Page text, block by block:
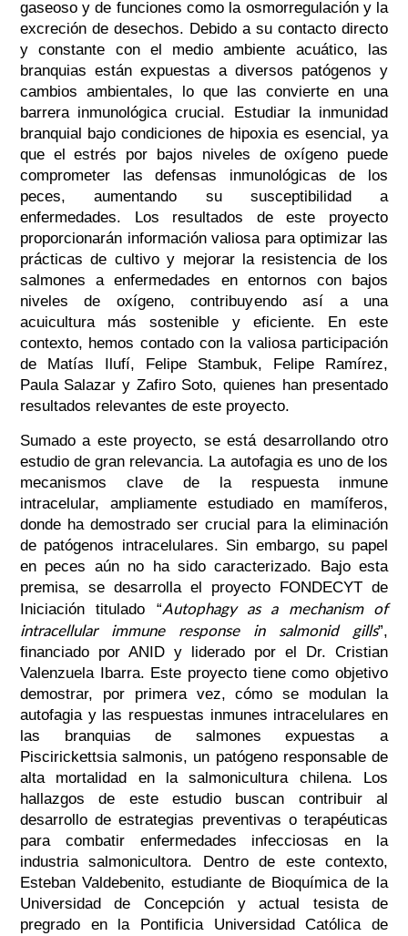
gaseoso y de funciones como la osmorregulación y la
excreción de desechos. Debido a su contacto directo
y constante con el medio ambiente acuático, las
branquias están expuestas a diversos patógenos y
cambios ambientales, lo que las convierte en una
barrera inmunológica crucial. Estudiar la inmunidad
branquial bajo condiciones de hipoxia es esencial, ya
que el estrés por bajos niveles de oxígeno puede
comprometer las defensas inmunológicas de los
peces, aumentando su susceptibilidad a
enfermedades. Los resultados de este proyecto
proporcionarán información valiosa para optimizar las
prácticas de cultivo y mejorar la resistencia de los
salmones a enfermedades en entornos con bajos
niveles de oxígeno, contribuyendo así a una
acuicultura más sostenible y eficiente. En este
contexto, hemos contado con la valiosa participación
de Matías Ilufí, Felipe Stambuk, Felipe Ramírez,
Paula Salazar y Zafiro Soto, quienes han presentado
resultados relevantes de este proyecto.
Sumado a este proyecto, se está desarrollando otro
estudio de gran relevancia. La autofagia es uno de los
mecanismos clave de la respuesta inmune
intracelular, ampliamente estudiado en mamíferos,
donde ha demostrado ser crucial para la eliminación
de patógenos intracelulares. Sin embargo, su papel
en peces aún no ha sido caracterizado. Bajo esta
premisa, se desarrolla el proyecto FONDECYT de
Iniciación titulado “Autophagy as a mechanism of
intracellular immune response in salmonid gills”,
financiado por ANID y liderado por el Dr. Cristian
Valenzuela Ibarra. Este proyecto tiene como objetivo
demostrar, por primera vez, cómo se modulan la
autofagia y las respuestas inmunes intracelulares en
las branquias de salmones expuestas a
Piscirickettsia salmonis, un patógeno responsable de
alta mortalidad en la salmonicultura chilena. Los
hallazgos de este estudio buscan contribuir al
desarrollo de estrategias preventivas o terapéuticas
para combatir enfermedades infecciosas en la
industria salmonicultora. Dentro de este contexto,
Esteban Valdebenito, estudiante de Bioquímica de la
Universidad de Concepción y actual tesista de
pregrado en la Pontificia Universidad Católica de